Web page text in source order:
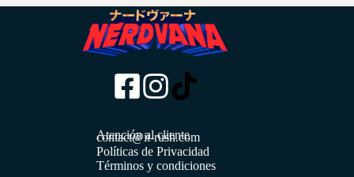
Atención al cliente
contact@it-rush.com
Políticas de Privacidad
Términos y condiciones